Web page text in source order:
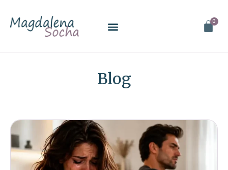
0
Blog